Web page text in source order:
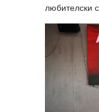
любителски